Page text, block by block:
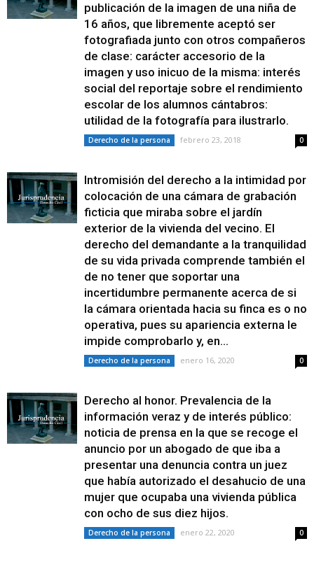
publicación de la imagen de una niña de
16 años, que libremente aceptó ser
fotografiada junto con otros compañeros
de clase: carácter accesorio de la
imagen y uso inicuo de la misma: interés
social del reportaje sobre el rendimiento
escolar de los alumnos cántabros:
utilidad de la fotografía para ilustrarlo.
Derecho de la persona febrero 23, 2018 0
Intromisión del derecho a la intimidad por
colocación de una cámara de grabación
ficticia que miraba sobre el jardín
exterior de la vivienda del vecino. El
derecho del demandante a la tranquilidad
de su vida privada comprende también el
de no tener que soportar una
incertidumbre permanente acerca de si
la cámara orientada hacia su finca es o no
operativa, pues su apariencia externa le
impide comprobarlo y, en...
Derecho de la persona enero 16, 2020 0
Derecho al honor. Prevalencia de la
información veraz y de interés público:
noticia de prensa en la que se recoge el
anuncio por un abogado de que iba a
presentar una denuncia contra un juez
que había autorizado el desahucio de una
mujer que ocupaba una vivienda pública
con ocho de sus diez hijos.
Derecho de la persona enero 22, 2020 0